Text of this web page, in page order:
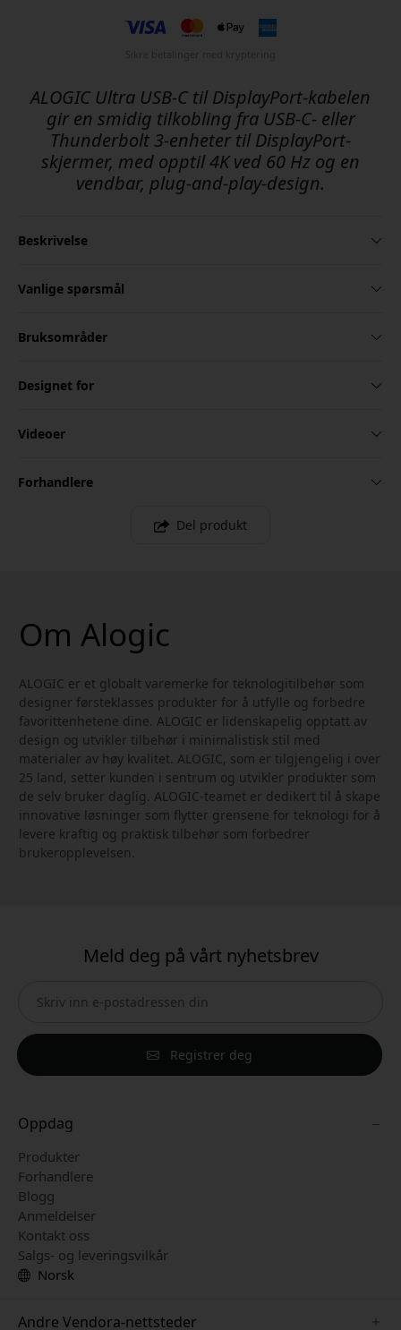
ALOGIC Ultra USB-C til DisplayPort-kabelen
gir en smidig tilkobling fra USB-C- eller
Thunderbolt 3-enheter til DisplayPort-
skjermer, med opptil 4K ved 60 Hz og en
vendbar, plug-and-play-design.
Beskrivelse
Vanlige spørsmål
Bruksområder
Designet for
Videoer
Forhandlere
Del produkt
Om Alogic
ALOGIC er et globalt varemerke for teknologitilbehør som
designer førsteklasses produkter for å utfylle og forbedre
favorittenhetene dine. ALOGIC er lidenskapelig opptatt av
design og utvikler tilbehør i minimalistisk stil med
materialer av høy kvalitet. ALOGIC, som er tilgjengelig i over
25 land, setter kunden i sentrum og utvikler produkter som
de selv bruker daglig. ALOGIC-teamet er dedikert til å skape
innovative løsninger som flytter grensene for teknologi for å
levere kraftig og praktisk tilbehør som forbedrer
brukeropplevelsen.
Meld deg på vårt nyhetsbrev
Registrer deg
Oppdag
Produkter
Forhandlere
Blogg
Anmeldelser
Kontakt oss
Salgs- og leveringsvilkår
Norsk
Andre Vendora-nettsteder